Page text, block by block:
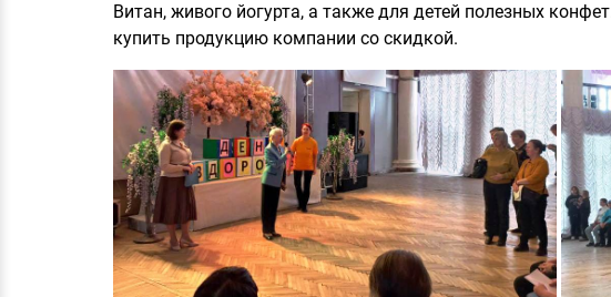
Витан, живого йогурта, а также для детей полезных
купить продукцию компании со скидкой.